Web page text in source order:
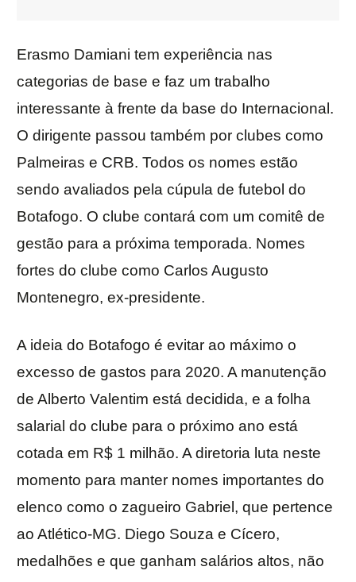
Erasmo Damiani tem experiência nas
categorias de base e faz um trabalho
interessante à frente da base do Internacional.
O dirigente passou também por clubes como
Palmeiras e CRB. Todos os nomes estão
sendo avaliados pela cúpula de futebol do
Botafogo. O clube contará com um comitê de
gestão para a próxima temporada. Nomes
fortes do clube como Carlos Augusto
Montenegro, ex-presidente.
A ideia do Botafogo é evitar ao máximo o
excesso de gastos para 2020. A manutenção
de Alberto Valentim está decidida, e a folha
salarial do clube para o próximo ano está
cotada em R$ 1 milhão. A diretoria luta neste
momento para manter nomes importantes do
elenco como o zagueiro Gabriel, que pertence
ao Atlético-MG. Diego Souza e Cícero,
medalhões e que ganham salários altos, não